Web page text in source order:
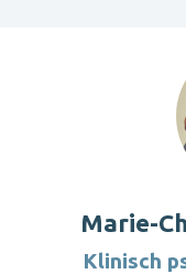
Marie-
Klinisch